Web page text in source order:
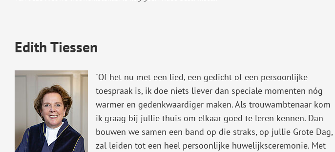
Edith Tiessen
"Of het nu met een lied, een gedicht of een persoonlijke
toespraak is, ik doe niets liever dan speciale momenten nóg
warmer en gedenkwaardiger maken. Als trouwambtenaar kom
ik graag bij jullie thuis om elkaar goed te leren kennen. Dan
bouwen we samen een band op die straks, op jullie Grote Dag,
zal leiden tot een heel persoonlijke huwelijksceremonie. Met